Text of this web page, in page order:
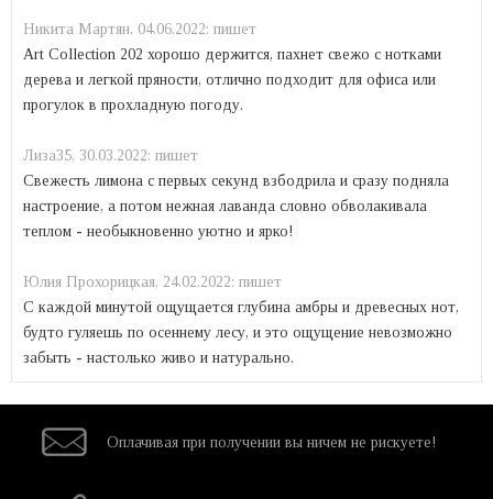
Никита Mартян, 04.06.2022: пишет
Art Collection 202 хорошо держится, пахнет свежо с нотками
дерева и легкой пряности, отлично подходит для офиса или
прогулок в прохладную погоду.
Лиза35, 30.03.2022: пишет
Свежесть лимона с первых секунд взбодрила и сразу подняла
настроение, а потом нежная лаванда словно обволакивала
теплом - необыкновенно уютно и ярко!
Юлия Прохорицкая, 24.02.2022: пишет
С каждой минутой ощущается глубина амбры и древесных нот,
будто гуляешь по осеннему лесу, и это ощущение невозможно
забыть - настолько живо и натурально.
Оплачивая при получении вы ничем не рискуете!